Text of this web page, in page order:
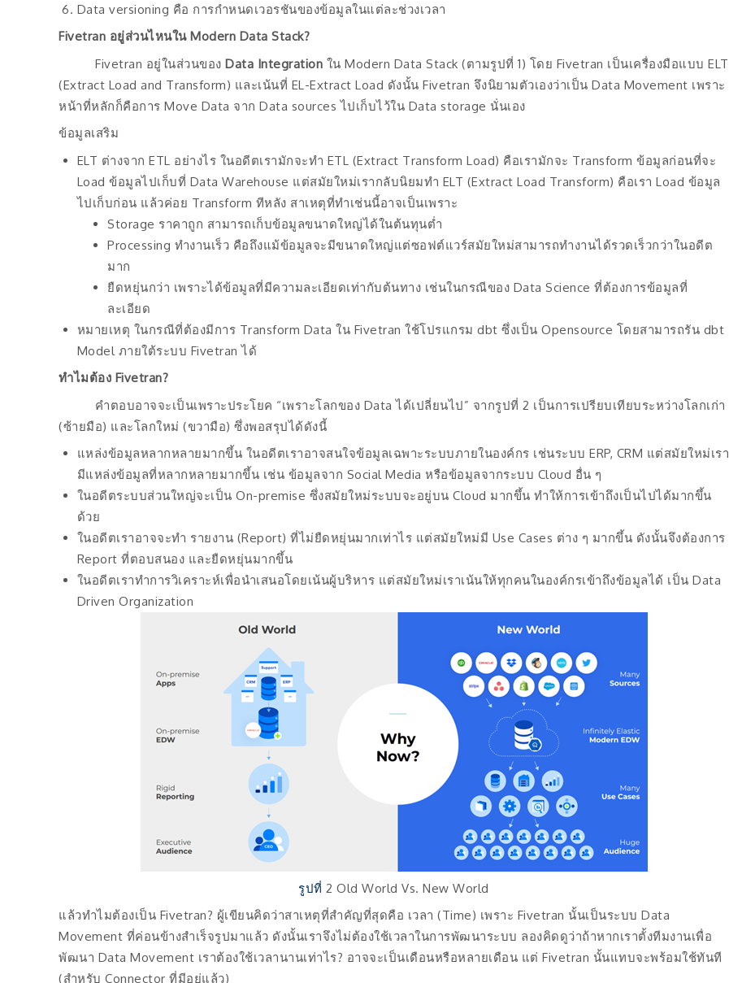
Data versioning คือ การกำหนดเวอรชันของข้อมูลในแต่ละช่วงเวลา
Fivetran อยู่ส่วนไหนใน Modern Data Stack?
Fivetran อยู่ในส่วนของ Data Integration ใน Modern Data Stack (ตามรูปที่ 1) โดย Fivetran เป็นเครื่องมือแบบ ELT
(Extract Load and Transform) และเน้นที่ EL-Extract Load ดังนั้น Fivetran จึงนิยามตัวเองว่าเป็น Data Movement เพราะ
หน้าที่หลักก็คือการ Move Data จาก Data sources ไปเก็บไว้ใน Data storage นั่นเอง
ข้อมูลเสริม
ELT ต่างจาก ETL อย่างไร ในอดีตเรามักจะทำ ETL (Extract Transform Load) คือเรามักจะ Transform ข้อมูลก่อนที่จะ
Load ข้อมูลไปเก็บที่ Data Warehouse แต่สมัยใหม่เรากลับนิยมทำ ELT (Extract Load Transform) คือเรา Load ข้อมูล
ไปเก็บก่อน แล้วค่อย Transform ทีหลัง สาเหตุที่ทำเช่นนี้อาจเป็นเพราะ
Storage ราคาถูก สามารถเก็บข้อมูลขนาดใหญ่ได้ในต้นทุนต่ำ
Processing ทำงานเร็ว คือถึงแม้ข้อมูลจะมีขนาดใหญ่แต่ซอฟต์แวร์สมัยใหม่สามารถทำงานได้รวดเร็วกว่าในอดีต
มาก
ยืดหยุ่นกว่า เพราะได้ข้อมูลที่มีความละเอียดเท่ากับต้นทาง เช่นในกรณีของ Data Science ที่ต้องการข้อมูลที่
ละเอียด
หมายเหตุ ในกรณีที่ต้องมีการ Transform Data ใน Fivetran ใช้โปรแกรม dbt ซึ่งเป็น Opensource โดยสามารถรัน dbt
Model ภายใต้ระบบ Fivetran ได้
ทำไมต้อง Fivetran?
คำตอบอาจจะเป็นเพราะประโยค “เพราะโลกของ Data ได้เปลี่ยนไป” จากรูปที่ 2 เป็นการเปรียบเทียบระหว่างโลกเก่า
(ซ้ายมือ) และโลกใหม่ (ขวามือ) ซึ่งพอสรุปได้ดังนี้
แหล่งข้อมูลหลากหลายมากขึ้น ในอดีตเราอาจสนใจข้อมูลเฉพาะระบบภายในองค์กร เช่นระบบ ERP, CRM แต่สมัยใหม่เรา
มีแหล่งข้อมูลที่หลากหลายมากขึ้น เช่น ข้อมูลจาก Social Media หรือข้อมูลจากระบบ Cloud อื่น ๆ
ในอดีตระบบส่วนใหญ่จะเป็น On-premise ซึ่งสมัยใหม่ระบบจะอยู่บน Cloud มากขึ้น ทำให้การเข้าถึงเป็นไปได้มากขึ้น
ด้วย
ในอดีตเราอาจจะทำ รายงาน (Report) ที่ไม่ยืดหยุ่นมากเท่าไร แต่สมัยใหม่มี Use Cases ต่าง ๆ มากขึ้น ดังนั้นจึงต้องการ
Report ที่ตอบสนอง และยืดหยุ่นมากขึ้น
ในอดีตเราทำการวิเคราะห์เพื่อนำเสนอโดยเน้นผู้บริหาร แต่สมัยใหม่เราเน้นให้ทุกคนในองค์กรเข้าถึงข้อมูลได้ เป็น Data
Driven Organization
รูปที่2 Old World Vs. New World
แล้วทำไมต้องเป็น Fivetran? ผู้เขียนคิดว่าสาเหตุที่สำคัญที่สุดคือ เวลา (Time) เพราะ Fivetran นั้นเป็นระบบ Data
Movement ที่ค่อนข้างสำเร็จรูปมาแล้ว ดังนั้นเราจึงไม่ต้องใช้เวลาในการพัฒนาระบบ ลองคิดดูว่าถ้าหากเราตั้งทีมงานเพื่อ
พัฒนา Data Movement เราต้องใช้เวลานานเท่าไร? อาจจะเป็นเดือนหรือหลายเดือน แต่ Fivetran นั้นแทบจะพร้อมใช้ทันที
(สำหรับ Connector ที่มีอยู่แล้ว)